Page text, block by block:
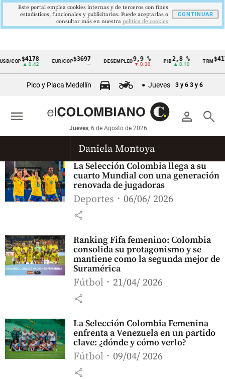
Cintillo
económicos
Colombia
COP$4178
▲ 0.42
EUR/COP$3697 DESEMPLEO9,9 %
▼ 0.30
PIB 2,8 %
▲ 0.10
TRM
Pico y Placa Medellín Jueves 3 y 6 3 y 6
person search
Jueves, 6 de Agosto de 2026
menu
Daniela Montoya
La Selección Colombia llega a su
cuarto Mundial con una generación
renovada de jugadoras
Deportes 06/06/ 2026
share
Ranking Fifa femenino: Colombia
consolida su protagonismo y se
mantiene como la segunda mejor de
Suramérica
Fútbol 21/04/ 2026
share
La Selección Colombia Femenina
enfrenta a Venezuela en un partido
clave: ¿dónde y cómo verlo?
Fútbol 09/04/ 2026
share
Este portal emplea cookies internas y de terceros con fines
estadísticos, funcionales y publicitarios. Puede aceptarlas o
consultar más en nuestra politica de cookies
CONTINUAR